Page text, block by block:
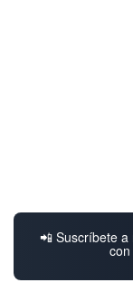
📲 Suscríbete